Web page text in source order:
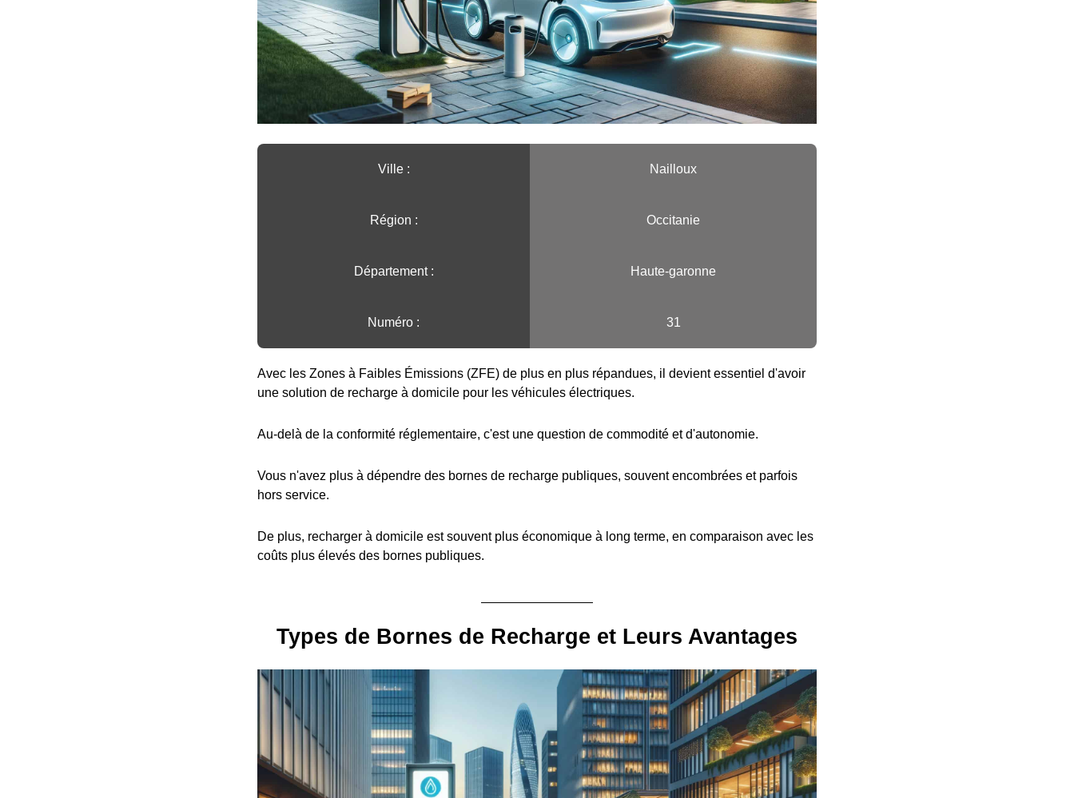
Ville :️ Nailloux
Région :️ Occitanie
Département : Haute-garonne
Numéro : 31
Avec les Zones à Faibles Émissions (ZFE) de plus en plus répandues, il devient essentiel d'avoir
une solution de recharge à domicile pour les véhicules électriques.
Au-delà de la conformité réglementaire, c'est une question de commodité et d'autonomie.
Vous n'avez plus à dépendre des bornes de recharge publiques, souvent encombrées et parfois
hors service.
De plus, recharger à domicile est souvent plus économique à long terme, en comparaison avec les
coûts plus élevés des bornes publiques.
Types de Bornes de Recharge et Leurs Avantages